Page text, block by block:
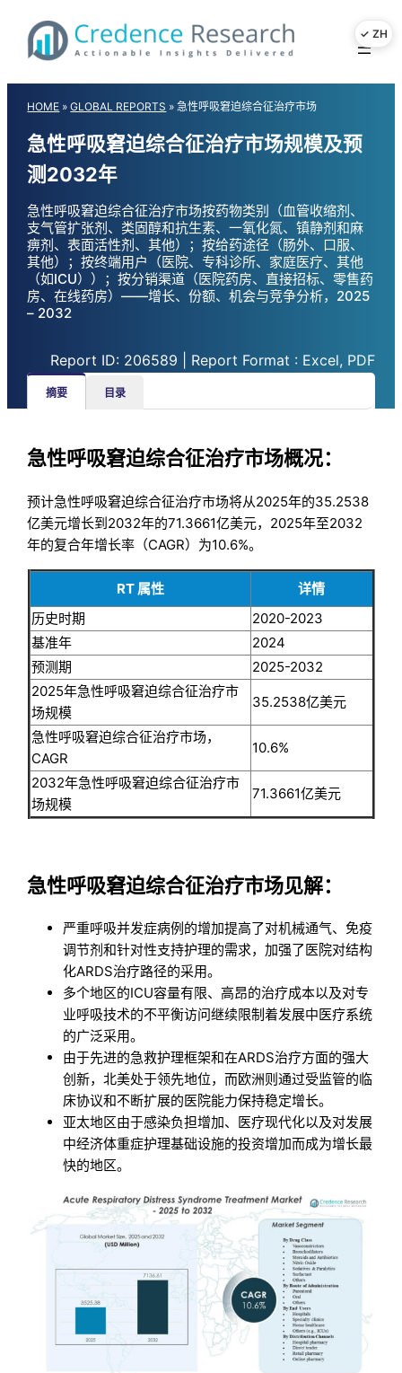
content
HOME »GLOBAL REPORTS »急性呼吸窘迫综合征治疗市场
急性呼吸窘迫综合征治疗市场规模及预
测2032年
急性呼吸窘迫综合征治疗市场按药物类别（血管收缩剂、
支气管扩张剂、类固醇和抗生素、一氧化氮、镇静剂和麻
痹剂、表面活性剂、其他）；按给药途径（肠外、口服、
其他）；按终端用户（医院、专科诊所、家庭医疗、其他
（如ICU））；按分销渠道（医院药房、直接招标、零售药
房、在线药房）——增长、份额、机会与竞争分析，2025
– 2032
Report ID: 206589 | Report Format : Excel, PDF
摘要 目录
急性呼吸窘迫综合征治疗市场概况：
预计急性呼吸窘迫综合征治疗市场将从2025年的35.2538
亿美元增长到2032年的71.3661亿美元，2025年至2032
年的复合年增长率（CAGR）为10.6%。
RT 属性
详情
历史时期
2020-2023
基准年
2024
预测期
2025-2032
2025年急性呼吸窘迫综合征治疗市
场规模
35.2538亿美元
急性呼吸窘迫综合征治疗市场，
CAGR
10.6%
2032年急性呼吸窘迫综合征治疗市
场规模
71.3661亿美元
急性呼吸窘迫综合征治疗市场见解：
严重呼吸并发症病例的增加提高了对机械通气、免疫
调节剂和针对性支持护理的需求，加强了医院对结构
化ARDS治疗路径的采用。
多个地区的ICU容量有限、高昂的治疗成本以及对专
业呼吸技术的不平衡访问继续限制着发展中医疗系统
的广泛采用。
由于先进的急救护理框架和在ARDS治疗方面的强大
创新，北美处于领先地位，而欧洲则通过受监管的临
床协议和不断扩展的医院能力保持稳定增长。
亚太地区由于感染负担增加、医疗现代化以及对发展
中经济体重症护理基础设施的投资增加而成为增长最
快的地区。